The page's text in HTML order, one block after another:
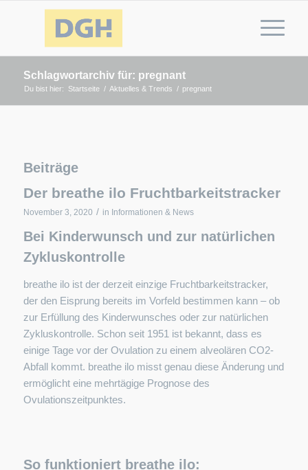
Schlagwortarchiv für: pregnant
Du bist hier: Startseite / Aktuelles & Trends / pregnant
Beiträge
Der breathe ilo Fruchtbarkeitstracker
November 3, 2020 / in Informationen & News
Bei Kinderwunsch und zur natürlichen
Zykluskontrolle
breathe ilo ist der derzeit einzige Fruchtbarkeitstracker,
der den Eisprung bereits im Vorfeld bestimmen kann – ob
zur Erfüllung des Kinderwunsches oder zur natürlichen
Zykluskontrolle. Schon seit 1951 ist bekannt, dass es
einige Tage vor der Ovulation zu einem alveolären CO2-
Abfall kommt. breathe ilo misst genau diese Änderung und
ermöglicht eine mehrtägige Prognose des
Ovulationszeitpunktes.
So funktioniert breathe ilo: